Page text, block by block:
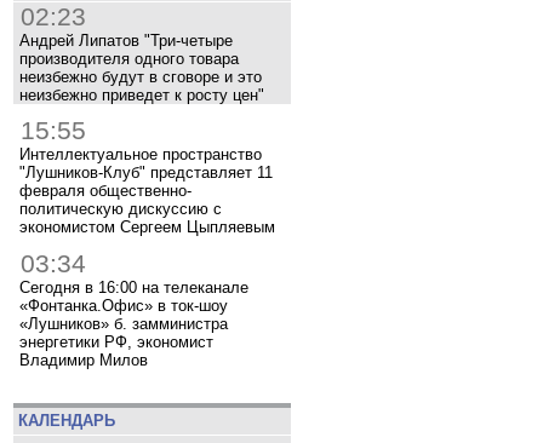
02:23
Андрей Липатов "Три-четыре
производителя одного товара
неизбежно будут в сговоре и это
неизбежно приведет к росту цен"
15:55
Интеллектуальное пространство
"Лушников-Клуб" представляет 11
февраля общественно-
политическую дискуссию с
экономистом Сергеем Цыпляевым
03:34
Сегодня в 16:00 на телеканале
«Фонтанка.Офис» в ток-шоу
«Лушников» б. замминистра
энергетики РФ, экономист
Владимир Милов
КАЛЕНДАРЬ